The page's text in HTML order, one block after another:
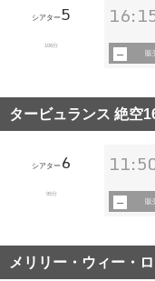
シアター5
106分
販
タービュランス 絶空
シアター 6
95分
販
メリリー・ウィー・